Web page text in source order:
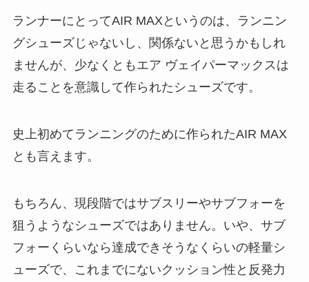
ランナーにとってAIR MAXというのは、ランニン
グシューズじゃないし、関係ないと思うかもしれ
ませんが、少なくともエア ヴェイパーマックスは
走ることを意識して作られたシューズです。
史上初めてランニングのために作られたAIR MAX
とも言えます。
もちろん、現段階ではサブスリーやサブフォーを
狙うようなシューズではありません。いや、サブ
フォーくらいなら達成できそうなくらいの軽量シ
ューズで、これまでにないクッション性と反発力